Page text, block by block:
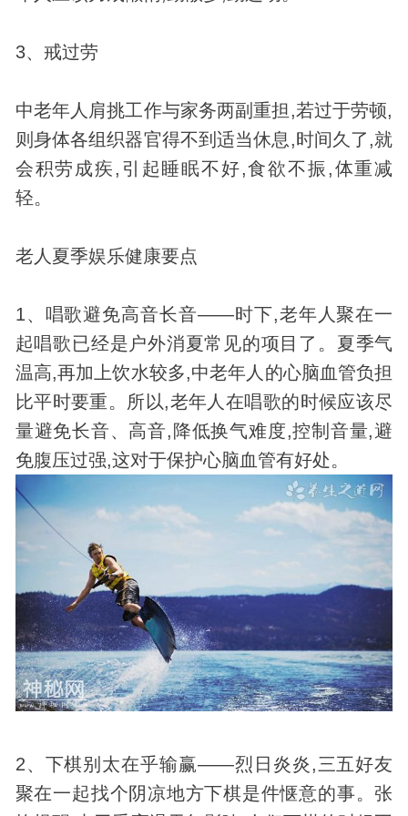
3、戒过劳
中老年人肩挑工作与家务两副重担,若过于劳顿,
则身体各组织器官得不到适当休息,时间久了,就
会积劳成疾,引起睡眠不好,食欲不振,体重减
轻。
老人夏季娱乐健康要点
1、唱歌避免高音长音——时下,老年人聚在一
起唱歌已经是户外消夏常见的项目了。夏季气
温高,再加上饮水较多,中老年人的心脑血管负担
比平时要重。所以,老年人在唱歌的时候应该尽
量避免长音、高音,降低换气难度,控制音量,避
免腹压过强,这对于保护心脑血管有好处。
2、下棋别太在乎输赢——烈日炎炎,三五好友
聚在一起找个阴凉地方下棋是件惬意的事。张